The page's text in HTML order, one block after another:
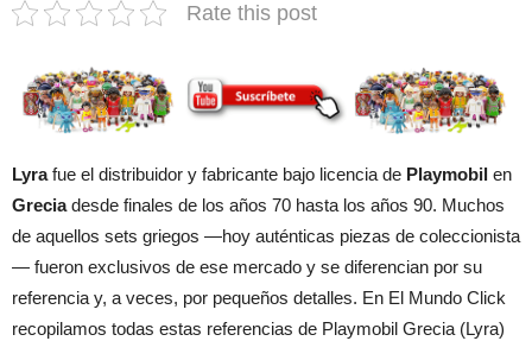
Rate this post
Lyrafue el distribuidor y fabricante bajo licencia de Playmobil en
Greciadesde finales de los años 70 hasta los años 90. Muchos
de aquellos sets griegos —hoy auténticas piezas de coleccionista
— fueron exclusivos de ese mercado y se diferencian por su
referencia y, a veces, por pequeños detalles. En El Mundo Click
recopilamos todas estas referencias de Playmobil Grecia (Lyra)